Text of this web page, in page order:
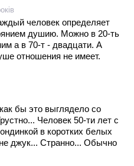
А это.... Ну просто это тоже
на голову, чтобы тебя
быть в центре внимания...
И есть вещи красивые,
Шишкин (прекрасное) и
А про пол однозначно
мужчина (именно
то не каждая. Имеющая
фиат или немца купит... А
делать все "не от мира
Это полумашина и мне
чтобы это понять...
Покупайте АУДИ!
человек определяет
душию. Можно в 20-ть
а в 70-т - двадцати. А
отношения не имеет.
которой нужно уметь
забывать снимать хотя
бы на этом
полным приводом и в 190
летнюю блондинку в
Это и есть , то
бы это выглядело со
Человек 50-ти лет с
в коротких белых
джук... Странно... Обычно
детей и внуков...